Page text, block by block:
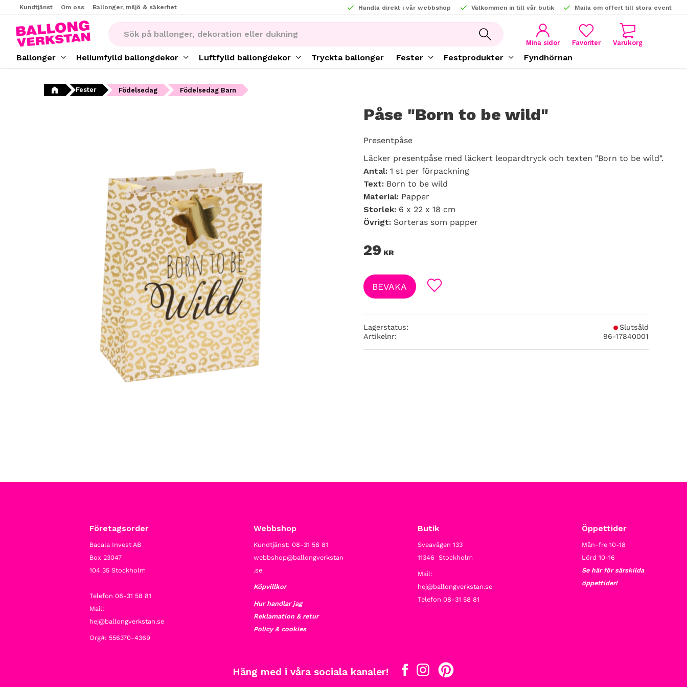
Kundtjänst Om oss Ballonger, miljö & säkerhet Handla direkt i vår webbshop Välkommen in till vår butik Maila om offert till stora event
Mina sidor
FAVORITER
KUNDVAGN
Ballonger Heliumfylld ballongdekor Luftfylld ballongdekor Tryckta ballonger Fester Festprodukter Fyndhörnan
Fester Födelsedag Födelsedag Barn
Påse "Born to be wild"
Presentpåse
Läcker presentpåse med läckert leopardtryck och texten "Born to be wild".
Antal: 1 st per förpackning
Text:Born to be wild
Material: Papper
Storlek: 6 x 22 x 18 cm
Övrigt: Sorteras som papper
29 KR
Lägg till i favoriter
BEVAKA
Lagerstatus
Slutsåld
Artikelnr
96-17840001
Företagsorder
Bacala Invest AB
Box 23047
104 35 Stockholm
Telefon 08-31 58 81
Mail:
hej@ballongverkstan.se
Org#: 556370-4369
Webbshop
Kundtjänst: 08-31 58 81
webbshop@ballongverkstan
.se
Köpvillkor
Hur handlar jag
Reklamation & retur
Policy & cookies
Butik
Sveavägen 133
11346 Stockholm
Mail:
hej@ballongverkstan.se
Telefon 08-31 58 81
Öppettider
Mån-fre 10-18
Lörd 10-16
Se här för särskilda
öppettider!
Häng med i våra sociala kanaler!